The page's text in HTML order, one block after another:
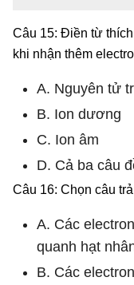
Câu 15: Điền từ
khi nhận thêm
A. Nguyên tử
B. Ion dương
C. Ion âm
D. Cả ba câu
Câu 16: Chọn câu
A. Các
quanh hạt
B. Các